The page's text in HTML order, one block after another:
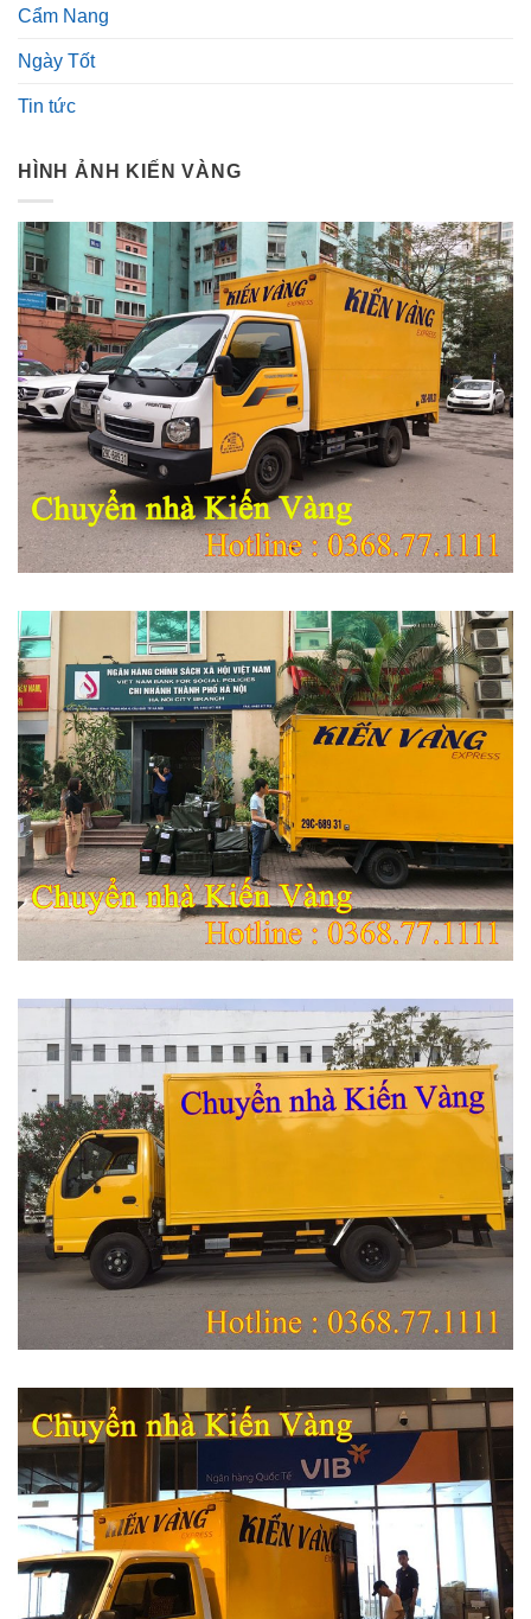
Cẩm Nang
Ngày Tốt
Tin tức
HÌNH ẢNH KIẾN VÀNG